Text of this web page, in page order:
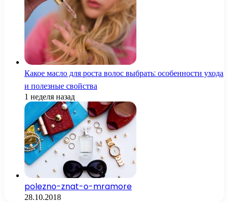
Какое масло для роста волос выбрать: особенности ухода
и полезные свойства
1 неделя назад
polezno-znat-o-mramore
28.10.2018